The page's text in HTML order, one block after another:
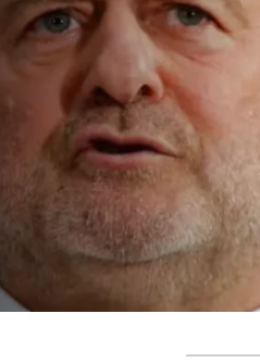
Norte
riesgos